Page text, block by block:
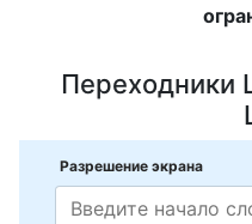
Переходники
Разрешение экрана